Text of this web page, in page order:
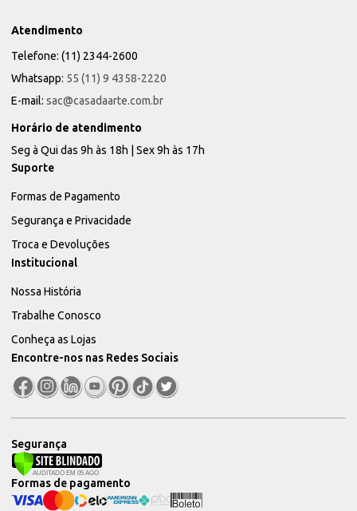
Atendimento
Telefone: (11) 2344-2600
Whatsapp: 55 (11) 9 4358-2220
E-mail: sac@casadaarte.com.br
Horário de atendimento
Seg à Qui das 9h às 18h | Sex 9h às 17h
Suporte
Formas de Pagamento
Segurança e Privacidade
Troca e Devoluções
Institucional
Nossa História
Trabalhe Conosco
Conheça as Lojas
Encontre-nos nas Redes Sociais
Segurança
Formas de pagamento